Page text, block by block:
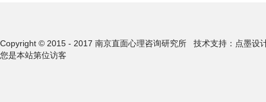
Copyright © 2015 - 2017 南京直面心理咨询研究所 技术支持：点墨设
您是本站第位访客